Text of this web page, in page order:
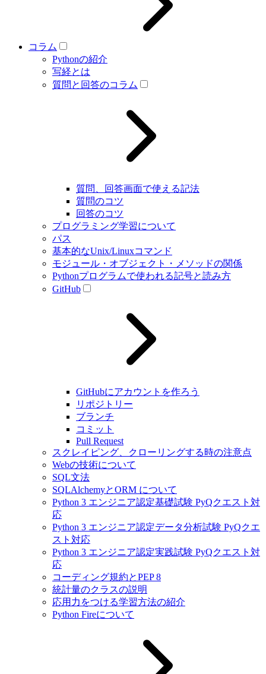
コラム
Pythonの紹介
写経とは
質問と回答のコラム
質問、回答画面で使える記法
質問のコツ
回答のコツ
プログラミング学習について
パス
基本的なUnix/Linuxコマンド
モジュール・オブジェクト・メソッドの関係
Pythonプログラムで使われる記号と読み方
GitHub
GitHubにアカウントを作ろう
リポジトリー
ブランチ
コミット
Pull Request
スクレイピング、クローリングする時の注意点
Webの技術について
SQL文法
SQLAlchemyとORM について
Python 3 エンジニア認定基礎試験 PyQクエスト対
応
Python 3 エンジニア認定データ分析試験 PyQクエ
スト対応
Python 3 エンジニア認定実践試験 PyQクエスト対
応
コーディング規約とPEP 8
統計量のクラスの説明
応用力をつける学習方法の紹介
Python Fireについて